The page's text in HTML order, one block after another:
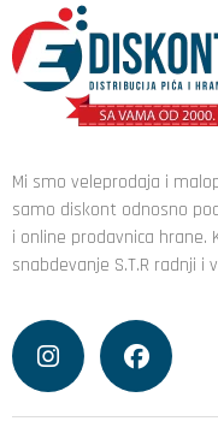
Mi smo veleprodaja i
samo diskont odnosno
i online prodavnica hrane.
snabdevanje S.T.R radnji i